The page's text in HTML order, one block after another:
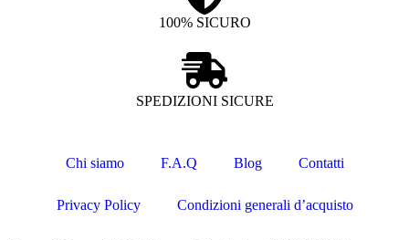
100% SICURO
SPEDIZIONI SICURE
Chi siamo F.A.Q Blog Contatti
Privacy Policy Condizioni generali d’acquisto